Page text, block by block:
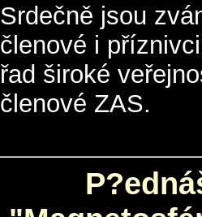
Srdečně jsou
členové i
řad široké
členové ZAS.